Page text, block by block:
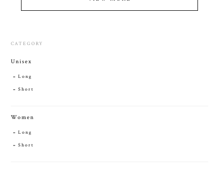
CATEGORY
Unisex
Long
Short
Women
Long
Short